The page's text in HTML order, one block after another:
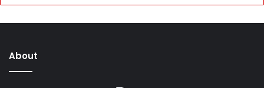
About